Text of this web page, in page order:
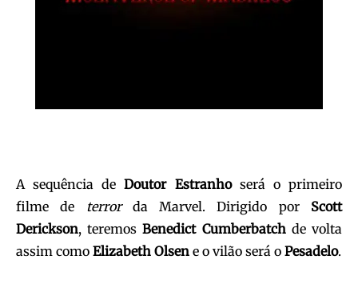
A sequência deDoutor Estranhoserá o primeiro
filme de terrorda Marvel. Dirigido por Scott
Derickson, teremosBenedict Cumberbatchde volta
assim como Elizabeth Olsen e o vilão será o Pesadelo.